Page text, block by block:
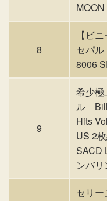
8
【ビ
セパ
8006
9
希少
ル
Hits
US 2
SACD
ンバ
セリ